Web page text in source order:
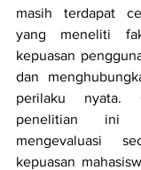
masih terdapat
yang meneliti
kepuasan
dan
perilaku nyata.
penelitian ini
mengevaluasi
kepuasan